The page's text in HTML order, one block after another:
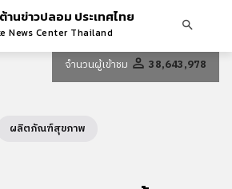
นข่าวปลอม ประเทศไทย
News Center Thailand
จำนวนผู้เข้าชม 38,643,978
ผลิตภัณฑ์สุขภาพ